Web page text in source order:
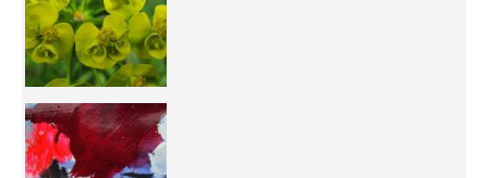
50/50 OR 100/100 ? The day after Ascension, w